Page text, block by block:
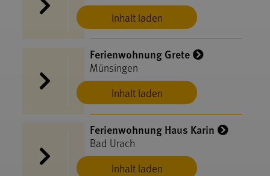
Inhalt laden
Inhalt laden
Ferienwohnung Grete
Münsingen
Inhalt laden
Ferienwohnung Haus Karin
Bad Urach